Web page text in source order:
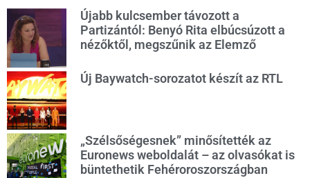
Újabb kulcsember távozott a
Partizántól: Benyó Rita elbúcsúzott a
nézőktől, megszűnik az Elemző
Új Baywatch-sorozatot készít az RTL
„Szélsőségesnek” minősítették az
Euronews weboldalát – az olvasókat is
büntethetik Fehéroroszországban